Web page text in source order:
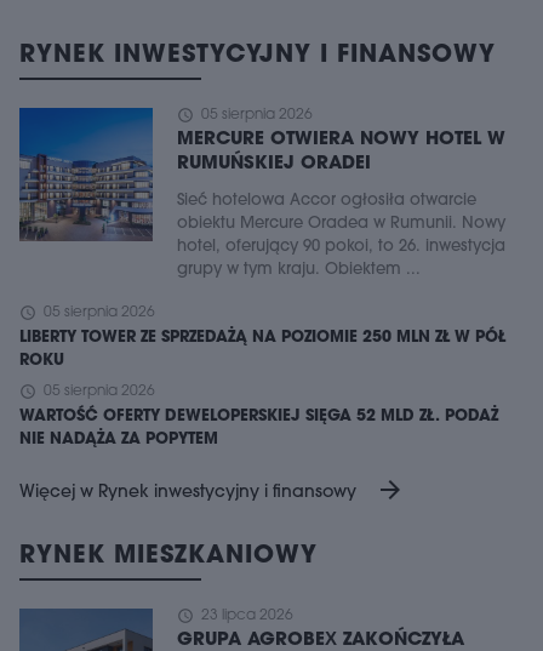
RYNEK INWESTYCYJNY I FINANSOWY
schedule 05 sierpnia 2026
MERCURE OTWIERA NOWY HOTEL W
RUMUŃSKIEJ ORADEI
Sieć hotelowa Accor ogłosiła otwarcie
obiektu Mercure Oradea w Rumunii. Nowy
hotel, oferujący 90 pokoi, to 26. inwestycja
grupy w tym kraju. Obiektem ...
schedule 05 sierpnia 2026
LIBERTY TOWER ZE SPRZEDAŻĄ NA POZIOMIE 250 MLN ZŁ W PÓŁ
ROKU
schedule 05 sierpnia 2026
WARTOŚĆ OFERTY DEWELOPERSKIEJ SIĘGA 52 MLD ZŁ. PODAŻ
NIE NADĄŻA ZA POPYTEM
Więcej w Rynek inwestycyjny i finansowy arrow_forward
RYNEK MIESZKANIOWY
schedule 23 lipca 2026
GRUPA AGROBEX ZAKOŃCZYŁA